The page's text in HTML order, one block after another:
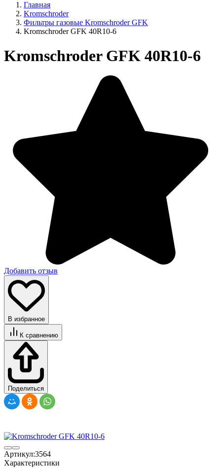
Главная
Kromschroder
Фильтры газовые Kromschroder GFK
Kromschroder GFK 40R10-6
Kromschroder GFK 40R10-6
Добавить отзыв
В избранное
К сравнению
Поделиться
Артикул:3564
Характеристики